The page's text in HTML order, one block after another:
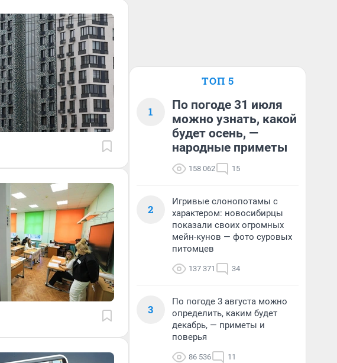
ТОП 5
1
По погоде 31 июля
можно узнать, какой
будет осень, —
народные приметы
158 062 15
2
Игривые слонопотамы с
характером: новосибирцы
показали своих огромных
мейн-кунов — фото суровых
питомцев
137 371 34
3
По погоде 3 августа можно
определить, каким будет
декабрь, — приметы и
поверья
86 536 11